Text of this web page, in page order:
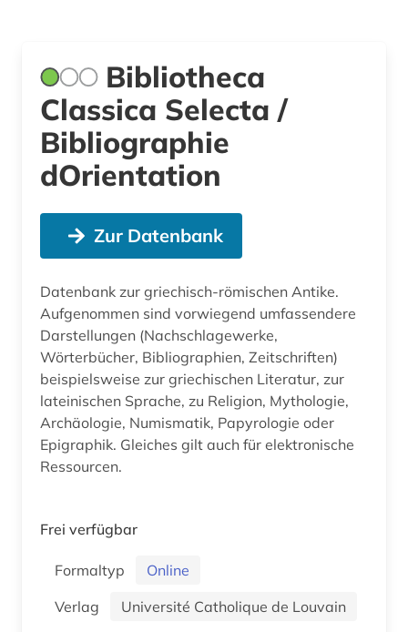
Bibliotheca
Classica Selecta /
Bibliographie
dOrientation
Zur Datenbank
Datenbank zur griechisch-römischen Antike.
Aufgenommen sind vorwiegend umfassendere
Darstellungen (Nachschlagewerke,
Wörterbücher, Bibliographien, Zeitschriften)
beispielsweise zur griechischen Literatur, zur
lateinischen Sprache, zu Religion, Mythologie,
Archäologie, Numismatik, Papyrologie oder
Epigraphik. Gleiches gilt auch für elektronische
Ressourcen.
Frei verfügbar
Formaltyp
Online
Verlag
Université Catholique de Louvain